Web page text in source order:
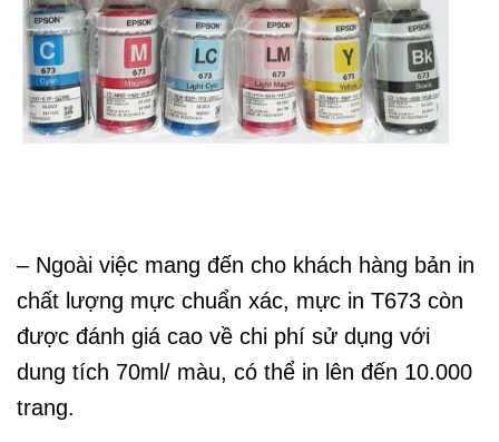
– Ngoài việc mang đến cho khách hàng bản in
chất lượng mực chuẩn xác, mực in T673 còn
được đánh giá cao về chi phí sử dụng với
dung tích 70ml/ màu, có thể in lên đến 10.000
trang.